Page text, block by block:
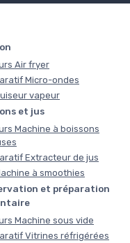
Air fryer
Micro-ondes
vapeur
et jus
Machine à boissons
Extracteur de jus
à smoothies
et préparation
Machine sous vide
Vitrines réfrigérées